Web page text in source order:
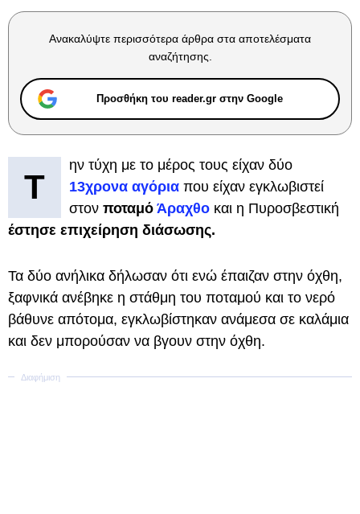
Ανακαλύψτε περισσότερα άρθρα στα αποτελέσματα
αναζήτησης.
Προσθήκη του reader.gr στην Google
Τ
ην τύχη με το μέρος τους είχαν δύο
13χρονα αγόρια που είχαν εγκλωβιστεί
στον ποταμό Άραχθο και η Πυροσβεστική
έστησε επιχείρηση διάσωσης.
Τα δύο ανήλικα δήλωσαν ότι ενώ έπαιζαν στην όχθη,
ξαφνικά ανέβηκε η στάθμη του ποταμού και το νερό
βάθυνε απότομα, εγκλωβίστηκαν ανάμεσα σε καλάμια
και δεν μπορούσαν να βγουν στην όχθη.